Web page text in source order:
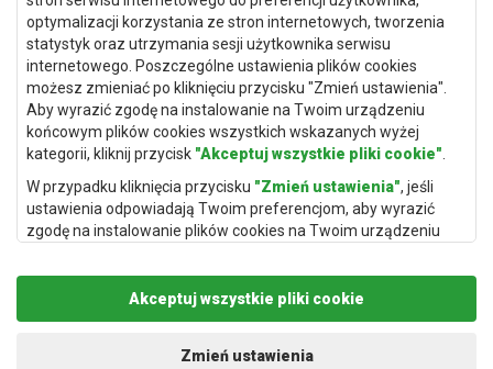
optymalizacji korzystania ze stron internetowych, tworzenia
statystyk oraz utrzymania sesji użytkownika serwisu
internetowego. Poszczególne ustawienia plików cookies
możesz zmieniać po kliknięciu przycisku "Zmień ustawienia".
Aby wyrazić zgodę na instalowanie na Twoim urządzeniu
końcowym plików cookies wszystkich wskazanych wyżej
kategorii, kliknij przycisk "Akceptuj wszystkie pliki cookie"
W przypadku kliknięcia przycisku "Zmień ustawienia", jeśli
ustawienia odpowiadają Twoim preferencjom, aby wyrazić
zgodę na instalowanie plików cookies na Twoim urządzeniu
"Zapisz i zaakceptuj".
Podstawą przetwarzania danych osobowych, w zakresie w
administratora danych osobowych (Rugito Radosław Bartosik z
Akceptuj wszystkie pliki cookie
Zmień ustawienia
Dywany Łódź
Dywany Katowice
Dywany Rzeszów
Dywany Częstochowa
Projekt i realizacja:dimax.pl